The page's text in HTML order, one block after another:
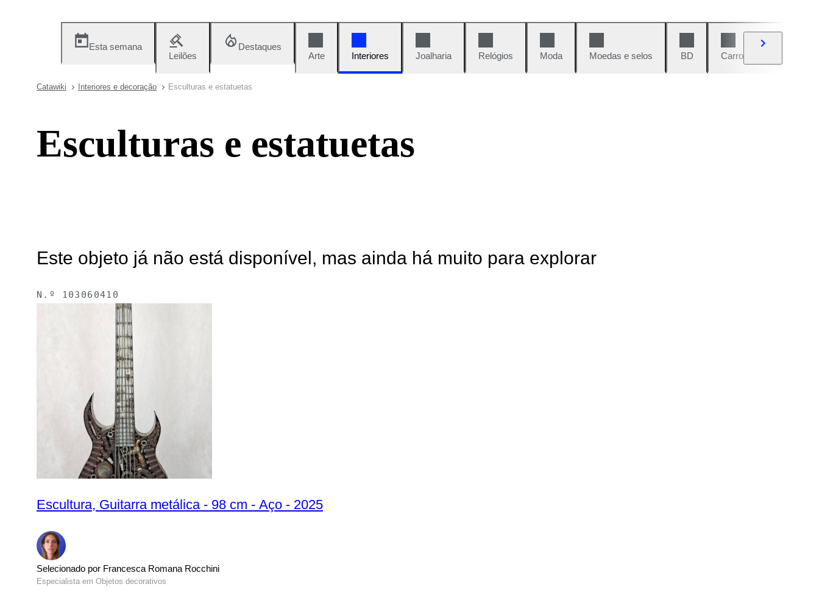
Esta semana
Leilões
Destaques
Arte
Interiores Joalharia Relógios Moda Moedas e selos BD Carros e motos
Catawiki Interiores e decoração Esculturas e estatuetas
Esculturas e estatuetas
Este objeto já não está disponível, mas ainda há muito para explorar
N.º 103060410
Escultura, Guitarra metálica - 98 cm - Aço - 2025
Selecionado por Francesca Romana Rocchini
Especialista em Objetos decorativos